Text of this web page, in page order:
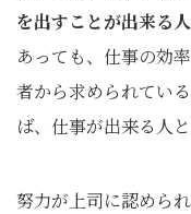
を出すことが出来る人
あっても、仕事の効
者から求められてい
ば、仕事が出来る人
努力が上司に認めら